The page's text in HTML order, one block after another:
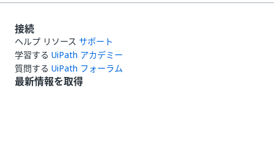
接続
ヘルプ リソース サポート
学習する UiPath アカデミー
質問する UiPath フォーラム
最新情報を取得